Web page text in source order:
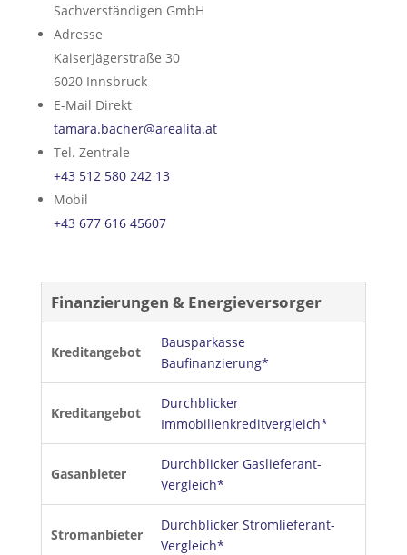
Sachverständigen GmbH
Adresse
Kaiserjägerstraße 30
6020 Innsbruck
E-Mail Direkt
tamara.bacher@arealita.at
Tel. Zentrale
+43 512 580 242 13
Mobil
+43 677 616 45607
Finanzierungen & Energieversorger
Kreditangebot
Bausparkasse
Baufinanzierung*
Kreditangebot
Durchblicker
Immobilienkreditvergleich*
Gasanbieter
Durchblicker Gaslieferant-
Vergleich*
Stromanbieter
Durchblicker Stromlieferant-
Vergleich*